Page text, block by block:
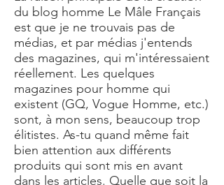
du blog homme Le Mâle Français
est que je ne trouvais pas de
médias, et par médias j'entends
des magazines, qui m'intéressaient
réellement. Les quelques
magazines pour homme qui
existent (GQ, Vogue Homme, etc.)
sont, à mon sens, beaucoup trop
élitistes. As-tu quand même fait
bien attention aux différents
produits qui sont mis en avant
dans les articles. Quelle que soit la